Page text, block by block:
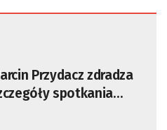
Przydacz zdradza
spotkania